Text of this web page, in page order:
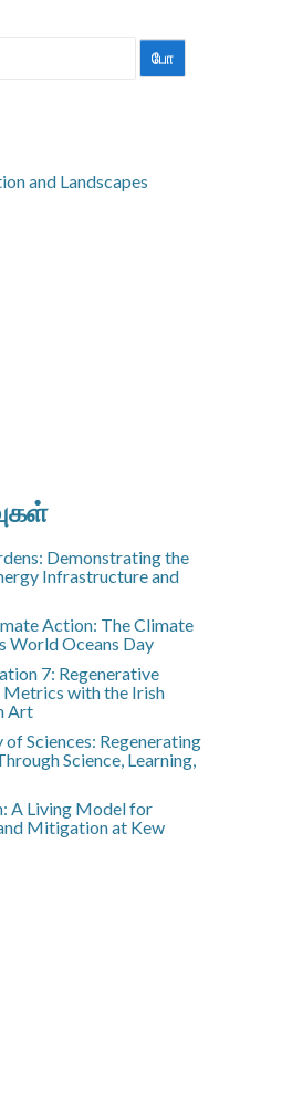
and Landscapes
Demonstrating the
Infrastructure and
Action: The Climate
World Oceans Day
7: Regenerative
Metrics with the Irish
Art
Sciences: Regenerating
Science, Learning,
A Living Model for
Mitigation at Kew